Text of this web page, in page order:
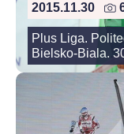
2015.11.30
Plus Liga.
Bielsko-Biala.